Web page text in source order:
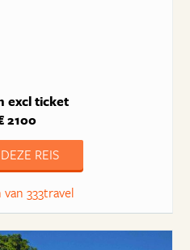
excl ticket
2100
REIS
333travel